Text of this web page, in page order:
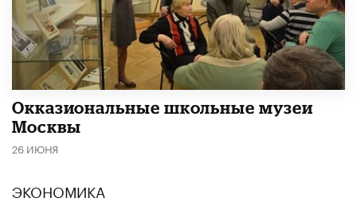
​Окказиональные школьные музеи
Москвы
26 ИЮНЯ
ЭКОНОМИКА